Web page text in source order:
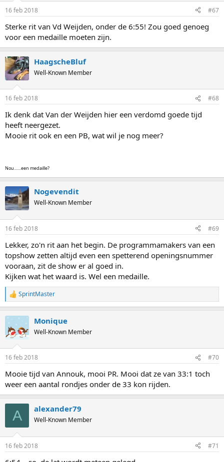
s
16 feb 2018 #67
Sterke rit van Vd Weijden, onder de 6:55! Zou goed genoeg
voor een medaille moeten zijn.
HaagscheBluf
Well-Known Member
16 feb 2018 #68
Ik denk dat Van der Weijden hier een verdomd goede tijd
heeft neergezet.
Mooie rit ook en een PB, wat wil je nog meer?
Nou.......een medaille?
Nogevendit
Well-Known Member
16 feb 2018 #69
Lekker, zo'n rit aan het begin. De programmamakers van een
topshow zetten altijd even een spetterend openingsnummer
vooraan, zit de show er al goed in.
Kijken wat het waard is. Wel een medaille.
R
e
c
t
i
s
SprintMaster
Monique
Well-Known Member
16 feb 2018 #70
Mooie tijd van Annouk, mooi PR. Mooi dat ze van 33:1 toch
weer een aantal rondjes onder de 33 kon rijden.
A alexander79
Well-Known Member
16 feb 2018 #71